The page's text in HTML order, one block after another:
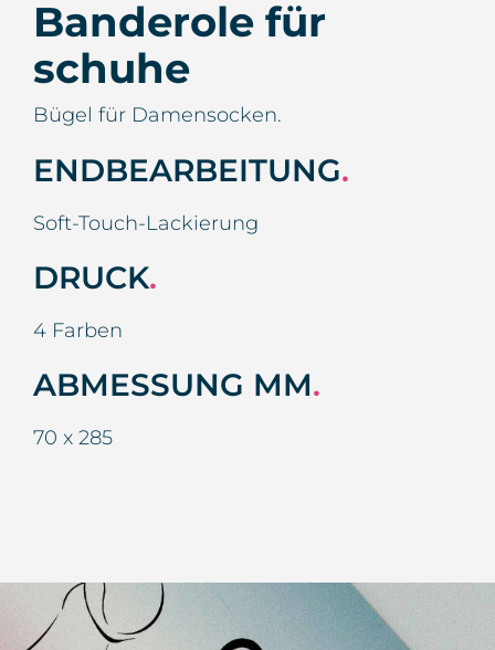
Banderole für
schuhe
Bügel für Damensocken.
ENDBEARBEITUNG.
Soft-Touch-Lackierung
DRUCK.
4 Farben
ABMESSUNG MM.
70 x 285